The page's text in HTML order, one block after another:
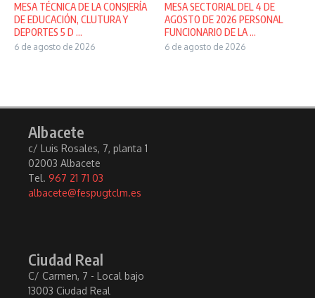
MESA TÉCNICA DE LA CONSJERÍA
DE EDUCACIÓN, CLUTURA Y
DEPORTES 5 D ...
6 de agosto de 2026
MESA SECTORIAL DEL 4 DE
AGOSTO DE 2026 PERSONAL
FUNCIONARIO DE LA ...
6 de agosto de 2026
Albacete
c/ Luis Rosales, 7, planta 1
02003 Albacete
Tel. 967 21 71 03
albacete@fespugtclm.es
Ciudad Real
C/ Carmen, 7 - Local bajo
13003 Ciudad Real